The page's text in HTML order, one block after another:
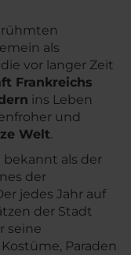
als
vor langer Zeit
Frankreichs
ins Leben
und
Welt.
bekannt als der
der
jedes Jahr auf
der Stadt
seine
Paraden